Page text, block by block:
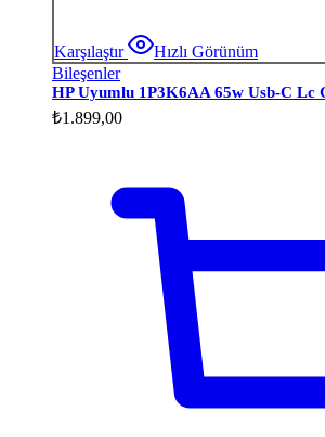
Karşılaştır
Hızlı Görünüm
Bileşenler
HP Uyumlu 1P3K6AA 65w Usb-C Lc
₺1.899,00